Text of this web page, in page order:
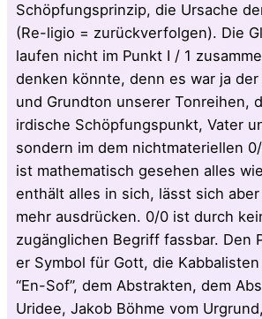
Schöpfungsprinzip, die Ursache
(Re-ligio = zurückverfolgen). Die
laufen nicht im Punkt I / 1
denken könnte, denn es war ja
und Grundton unserer Tonreihen,
irdische Schöpfungspunkt, Vater
sondern im dem nichtmateriellen
ist mathematisch gesehen alles
enthält alles in sich, lässt sich
mehr ausdrücken. 0/0 ist durch
zugänglichen Begriff fassbar. Den
er Symbol für Gott, die
“En-Sof”, dem Abstrakten, dem
Uridee, Jakob Böhme vom